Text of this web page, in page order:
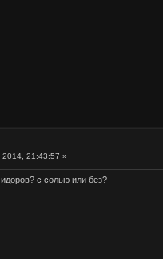
2014, 21:43:57 »
с солью или без?